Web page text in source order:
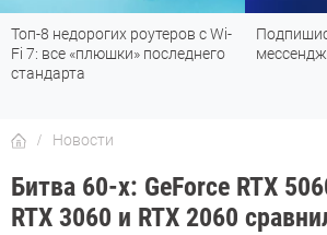
Топ-8 недорогих роутеров с Wi-
Fi 7: все «плюшки» последнего
стандарта
Новости
Битва 60-х: GeForce RTX
RTX 3060 и RTX 2060